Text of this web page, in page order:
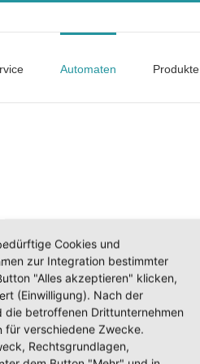
Automaten Produkte
Cookies und
zur Integration bestimmter
"Alles akzeptieren" klicken,
(Einwilligung). Nach der
die betroffenen Drittunternehmen
für verschiedene Zwecke.
Rechtsgrundlagen,